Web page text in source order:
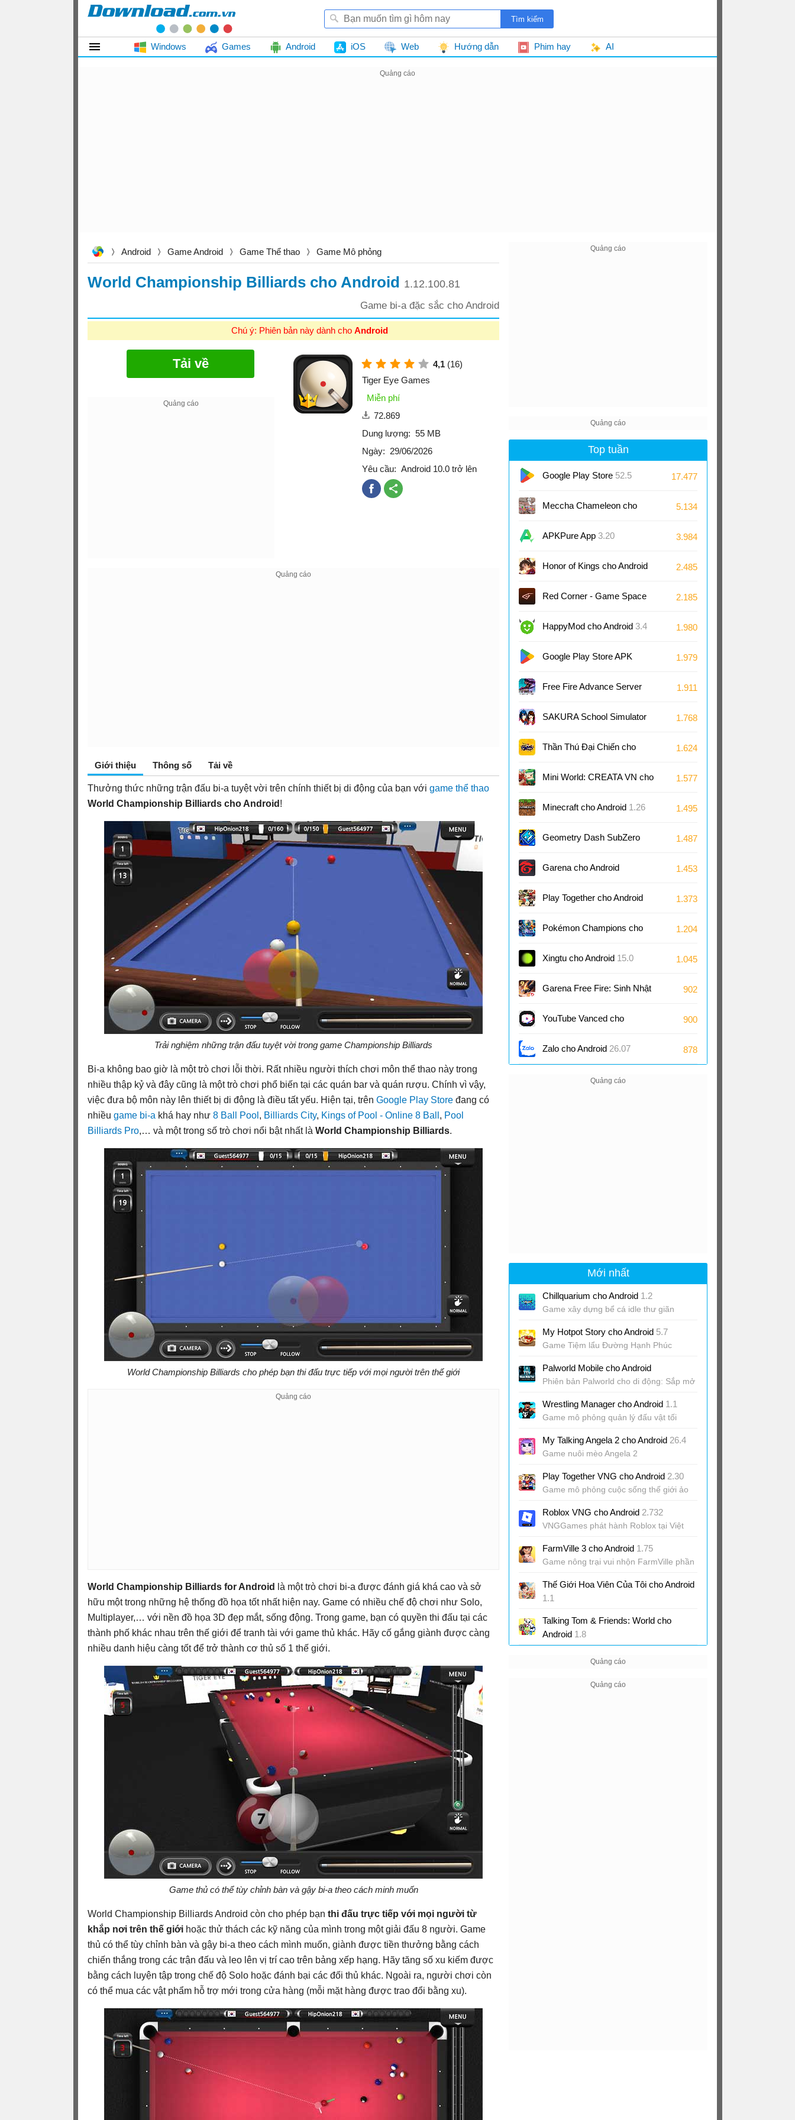
Windows Games Android iOS Web Hướng dẫn Phim hay AI
Android Game Android Game Thể thao Game Mô phỏng
World Championship Billiards cho Android 1.12.100.81
Game bi-a đặc sắc cho Android
Chú ý: Phiên bản này dành cho Android
Tải về 4,1 (16)
Tiger Eye Games
Miễn phí
72.869
Dung lượng: 55 MB
Ngày: 29/06/2026
Yêu cầu: Android 10.0 trở lên
Giới thiệu Thông số Tải về
Thưởng thức những trận đấu bi-a tuyệt vời trên chính thiết bị di động của bạn với game thể thao
World Championship Billiards cho Android !
Trải nghiệm những trận đấu tuyệt vời trong game Championship Billiards
Bi-a không bao giờ là một trò chơi lỗi thời. Rất nhiều người thích chơi môn thể thao này trong
nhiều thập kỷ và đây cũng là một trò chơi phổ biến tại các quán bar và quán rượu. Chính vì vậy,
việc đưa bộ môn này lên thiết bị di động là điều tất yếu. Hiện tại, trên Google Play Store đang có
nhiều game bi-a khá hay như 8 Ball Pool , Billiards City, Kings of Pool - Online 8 Ball , Pool
Billiards Pro,… và một trong số trò chơi nổi bật nhất là World Championship Billiards.
World Championship Billiards cho phép bạn thi đấu trực tiếp với mọi người trên thế giới
World Championship Billiards for Android
là một trò chơi bi-a được đánh giá khá cao và sở
hữu một trong những hệ thống đồ họa tốt nhất hiện nay. Game có nhiều chế độ chơi như Solo,
Multiplayer,… với nền đồ họa 3D đẹp mắt, sống động. Trong game, bạn có quyền thi đấu tại các
thành phố khác nhau trên thế giới để tranh tài với game thủ khác. Hãy cố gắng giành được càng
nhiều danh hiệu càng tốt để trở thành cơ thủ số 1 thế giới.
Game thủ có thể tùy chỉnh bàn và gậy bi-a theo cách minh muốn
World Championship Billiards Android còn cho phép bạn thi đấu trực tiếp với mọi người từ
khắp nơi trên thế giới hoặc thử thách các kỹ năng của mình trong một giải đấu 8 người. Game
thủ có thể tùy chỉnh bàn và gậy bi-a theo cách mình muốn, giành được tiền thưởng bằng cách
chiến thắng trong các trận đấu và leo lên vị trí cao trên bảng xếp hạng. Hãy tăng số xu kiếm được
bằng cách luyện tập trong chế độ Solo hoặc đánh bại các đối thủ khác. Ngoài ra, người chơi còn
có thể mua các vật phẩm hỗ trợ mới trong cửa hàng (mỗi mặt hàng được trao đổi bằng xu).
Top tuần
Google Play Store 52.5 17.477
Meccha Chameleon cho
Android
5.134
APKPure App 3.20 3.984
Honor of Kings cho Android
11.4
2.485
Red Corner - Game Space
cho Android 1.4
2.185
HappyMod cho Android 3.4 1.980
Google Play Store APK
(Android TV)
1.979
Free Fire Advance Server
66.53
1.911
SAKURA School Simulator
cho Android 1.048
1.768
Thần Thú Đại Chiến cho
Android
1.624
Mini World: CREATA VN cho
Android 1.7
1.577
Minecraft cho Android 1.26 1.495
Geometry Dash SubZero
cho Android 2.2
1.487
Garena cho Android 1.453
Play Together cho Android
2.29
1.373
Pokémon Champions cho
Android 1.1
1.204
Xingtu cho Android 15.0 1.045
Garena Free Fire: Sinh Nhật
9 Tuổi cho Android1.126
902
YouTube Vanced cho
Android 18.21
900
Zalo cho Android 26.07 878
Mới nhất
Chillquarium cho Android 1.2
Game xây dựng bể cá idle thư giãn
My Hotpot Story cho Android 5.7
Game Tiệm lẩu Đường Hạnh Phúc
Palworld Mobile cho Android
Phiên bản Palworld cho di động: Sắp mở
Wrestling Manager cho Android 1.1
Game mô phỏng quản lý đấu vật tối
My Talking Angela 2 cho Android 26.4
Game nuôi mèo Angela 2
Play Together VNG cho Android 2.30
Game mô phỏng cuộc sống thế giới ảo
Roblox VNG cho Android 2.732
VNGGames phát hành Roblox tại Việt
FarmVille 3 cho Android 1.75
Game nông trại vui nhộn FarmVille phần
Thế Giới Hoa Viên Của Tôi cho Android
1.1
Talking Tom & Friends: World cho
Android 1.8
Game sandbox thế giới Talking Tom và